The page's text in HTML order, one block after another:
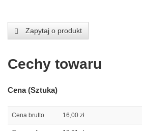
Zapytaj o produkt
Cechy towaru
Cena (Sztuka)
Cena brutto 16,00 zł